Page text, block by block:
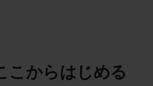
こからはじめる